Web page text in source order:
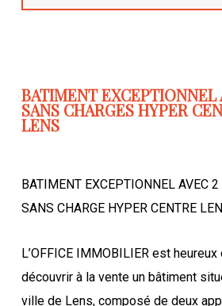
BATIMENT EXCEPTIONNEL
SANS CHARGES HYPER
LENS
BATIMENT EXCEPTIONNEL AVEC
SANS CHARGE HYPER CENTRE
L’OFFICE IMMOBILIER est
découvrir à la vente un bâtiment
ville de Lens, composé de deux